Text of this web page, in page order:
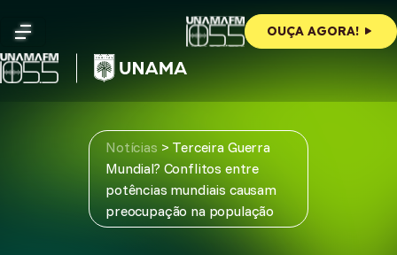
content
OUÇA AGORA!
Notícias > Terceira Guerra
Mundial? Conflitos entre
potências mundiais causam
preocupação na população